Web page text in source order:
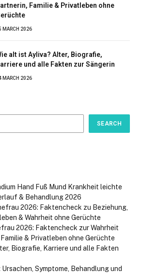
Familie & Privatleben ohne
MARCH 2026
alt ist Ayliva? Alter, Biografie,
und alle Fakten zur Sängerin
MARCH 2026
SEARCH
Hand Fuß Mund Krankheit leichte
& Behandlung 2026
2026: Faktencheck zu Beziehung,
& Wahrheit ohne Gerüchte
2026: Faktencheck zur Wahrheit
& Privatleben ohne Gerüchte
Biografie, Karriere und alle Fakten
Symptome, Behandlung und